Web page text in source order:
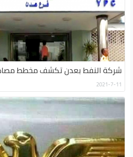
شركة النفط بعدن تكشف مخطط
2021-7-11